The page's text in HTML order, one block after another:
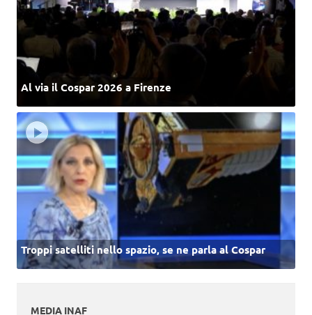
Al via il Cospar 2026 a Firenze
Troppi satelliti nello spazio, se ne parla al Cospar
MEDIA INAF